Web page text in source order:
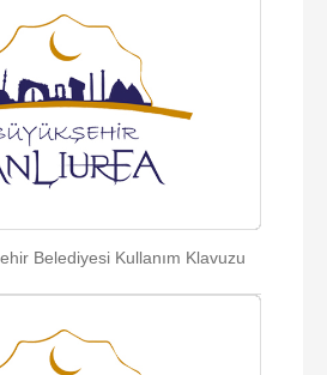
Belediyesi Kullanım Klavuzu